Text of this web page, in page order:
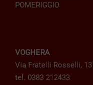
POMERIGGIO
VOGHERA
Via Fratelli Rosselli,
tel. 0383 212433